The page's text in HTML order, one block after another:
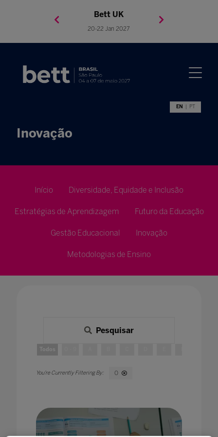
Bett UK
20-22 Jan 2027
Bett Brasil
05-08 Mai 2026
Bett Asia
23-24 Setembro 2026
Bett USA
8-10 November 2027
EN PT
Inovação
Início Diversidade, Equidade e Inclusão
Estratégias de Aprendizagem Futuro da Educação
Gestão Educacional Inovação
Metodologias de Ensino
Pesquisar
Todos
O